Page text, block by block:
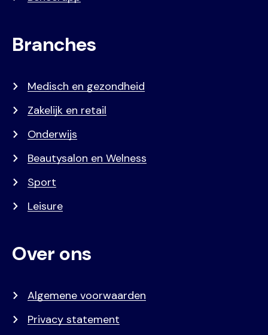
Branches
Medisch en gezondheid
Zakelijk en retail
Onderwijs
Beautysalon en Welness
Sport
Leisure
Over ons
Algemene voorwaarden
Privacy statement